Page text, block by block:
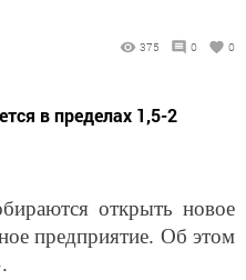
предприятие. Об этом